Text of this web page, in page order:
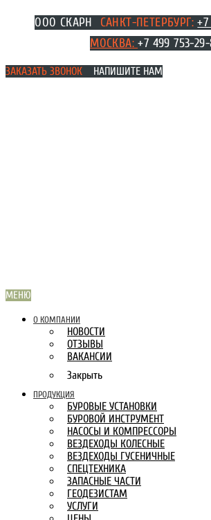
Перейти
ООО СКАРН САНКТ-ПЕТЕРБУРГ:+7
МОСКВА:+7 499 753-29-
ЗАКАЗАТЬ ЗВОНОК НАПИШИТЕ НАМ
МЕНЮ
О КОМПАНИИ
НОВОСТИ
ОТЗЫВЫ
ВАКАНСИИ
Закрыть
ПРОДУКЦИЯ
БУРОВЫЕ УСТАНОВКИ
БУРОВОЙ ИНСТРУМЕНТ
НАСОСЫ И КОМПРЕССОРЫ
ВЕЗДЕХОДЫ КОЛЕСНЫЕ
ВЕЗДЕХОДЫ ГУСЕНИЧНЫЕ
СПЕЦТЕХНИКА
ЗАПАСНЫЕ ЧАСТИ
ГЕОДЕЗИСТАМ
УСЛУГИ